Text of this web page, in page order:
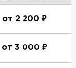
от 2 200 ₽
от 3 000 ₽